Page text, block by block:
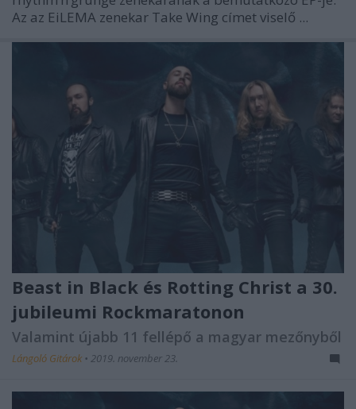
Az az EiLEMA zenekar Take Wing címet viselő ...
Beast in Black és Rotting Christ a 30.
jubileumi Rockmaratonon
Valamint újabb 11 fellépő a magyar mezőnyből
Lángoló Gitárok • 2019. november 23.